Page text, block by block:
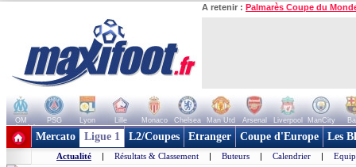
A retenir : Palmarès Coupe du
OM PSG Lyon Lille Monaco Chelsea Man Utd Arsenal Liverpool ManCity
+ de clubs
Mercato Ligue 1 L2/Coupes Etranger Coupe d'Europe Les
Actualité | Résultats & Classement | Buteurs | Calendrier |